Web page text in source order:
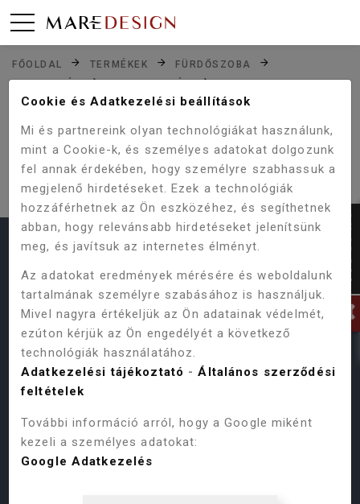
FŐOLDAL TERMÉKEK
FÜRDŐSZOBA
ZUHANYZÓK
ZUHANYAJTÓK
SANOTECHNIK SMARTFLEX 80 CM ZUHANYAJTÓ,
SAJNOS NINCS ILYEN TERMÉKÜNK,
VAGY MÁR KORÁBBAN MEGSZŰNT.
HASZNOS LINKEK
Termékeink Vásárlás menete
ÁSZF
Online Vitarendezési Platform
Adatvédelmi Szabályzat
Gyakori kérdések
Cookie és Adatkezelési beállítások
Mi és partnereink olyan technológiákat használunk,
mint a Cookie-k, és személyes adatokat dolgozunk
fel annak érdekében, hogy személyre szabhassuk a
megjelenő hirdetéseket. Ezek a technológiák
hozzáférhetnek az Ön eszközéhez, és segíthetnek
abban, hogy relevánsabb hirdetéseket jelenítsünk
meg, és javítsuk az internetes élményt.
Az adatokat eredmények mérésére és weboldalunk
tartalmának személyre szabásához is használjuk.
Mivel nagyra értékeljük az Ön adatainak védelmét,
ezúton kérjük az Ön engedélyét a következő
technológiák használatához.
Adatkezelési tájékoztató -Általános szerződési
feltételek
További információ arról, hogy a Google miként
kezeli a személyes adatokat:
Google Adatkezelés